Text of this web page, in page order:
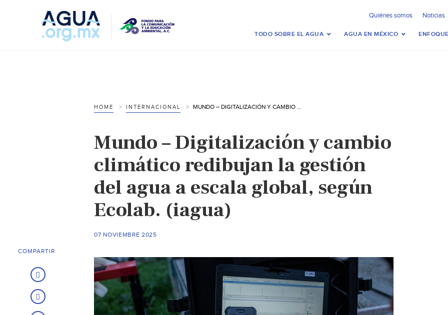
Quiénes somos Noticias
TODO SOBRE EL AGUA AGUA EN MÉXICO
HOME INTERNACIONAL MUNDO – DIGITALIZACIÓN Y CAMBIO CLIMÁTICO REDIBUJAN LA GESTIÓN DEL AGUA A ESCALA GLOBAL, SEGÚN ECOLAB. (IAGUA)
Mundo – Digitalización y cambio
climático redibujan la gestión
del agua a escala global, según
Ecolab. (iagua)
07 NOVIEMBRE 2025
COMPARTIR